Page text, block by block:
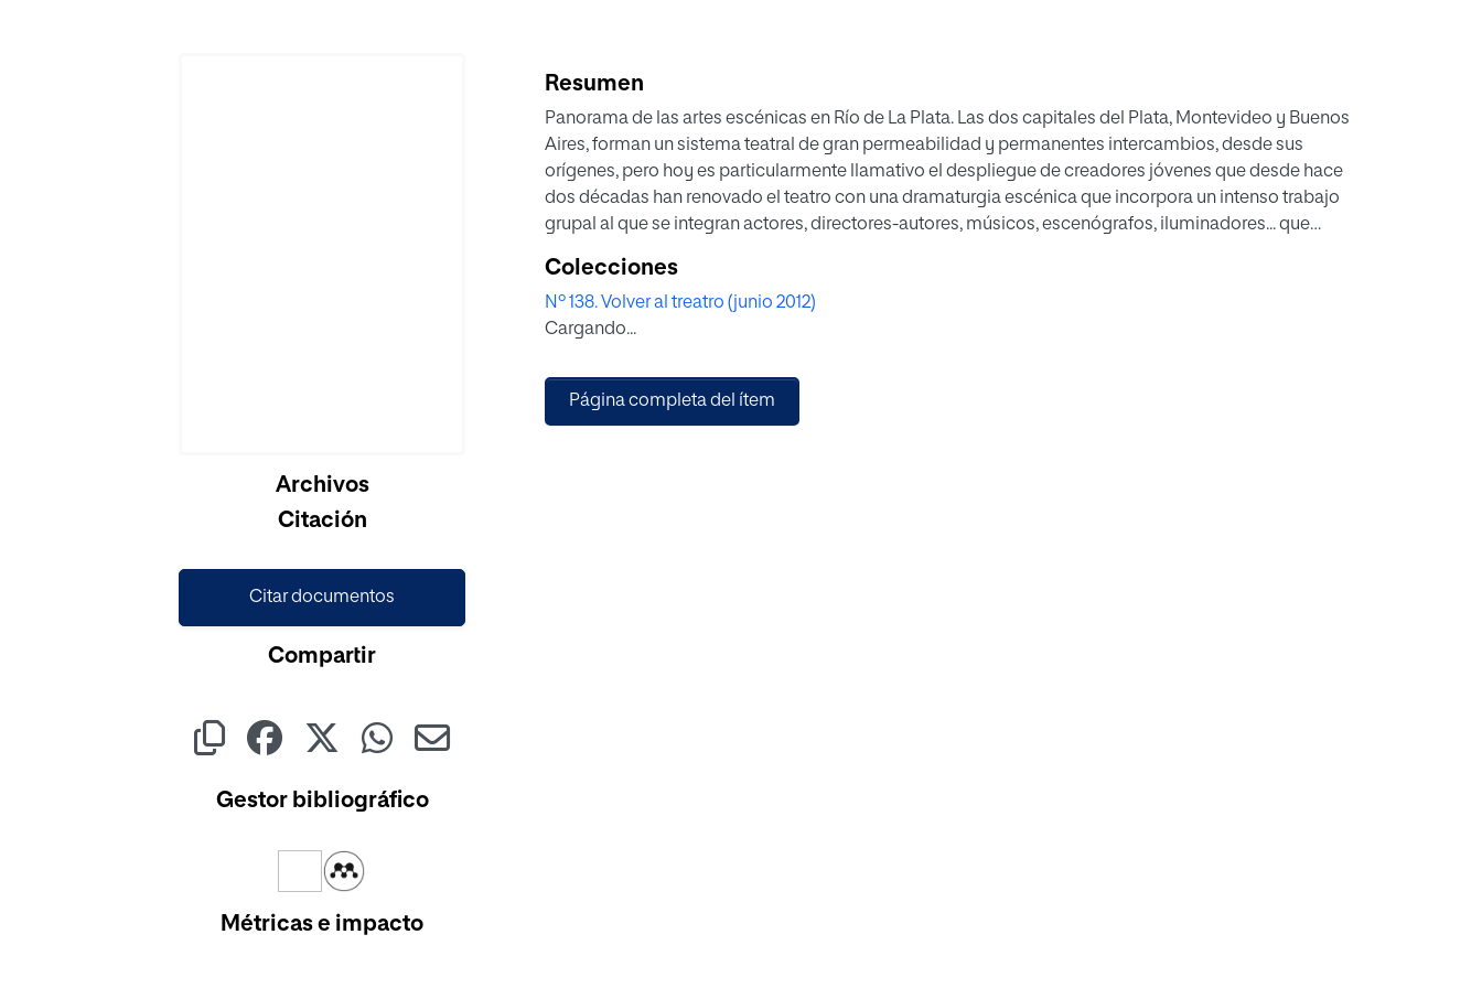
Archivos
Citación
Citar documentos
Compartir
Gestor bibliográfico
Métricas e impacto
Resumen
Panorama de las artes escénicas en Río de La Plata. Las dos capitales del Plata, Montevideo y Buenos
Aires, forman un sistema teatral de gran permeabilidad y permanentes intercambios, desde sus
orígenes, pero hoy es particularmente llamativo el despliegue de creadores jóvenes que desde hace
dos décadas han renovado el teatro con una dramaturgia escénica que incorpora un intenso trabajo
grupal al que se integran actores, directores-autores, músicos, escenógrafos, iluminadores... que
Colecciones
Nº 138. Volver al treatro (junio 2012)
Cargando...
Página completa del ítem